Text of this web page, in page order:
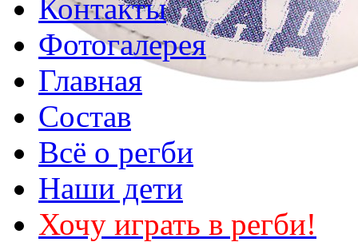
Контакты
Фотогалерея
Главная
Состав
Всё о регби
Наши дети
Хочу играть в регби!